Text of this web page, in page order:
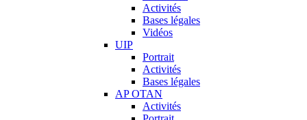
Activités
Bases légales
Vidéos
UIP
Portrait
Activités
Bases légales
AP OTAN
Activités